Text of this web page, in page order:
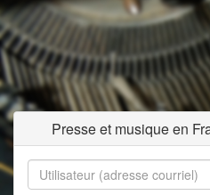
Presse et musique en